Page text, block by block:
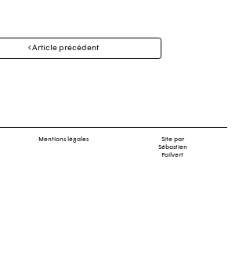
Article précédent
Mentions légales
Site par
Sébastien
Poilvert